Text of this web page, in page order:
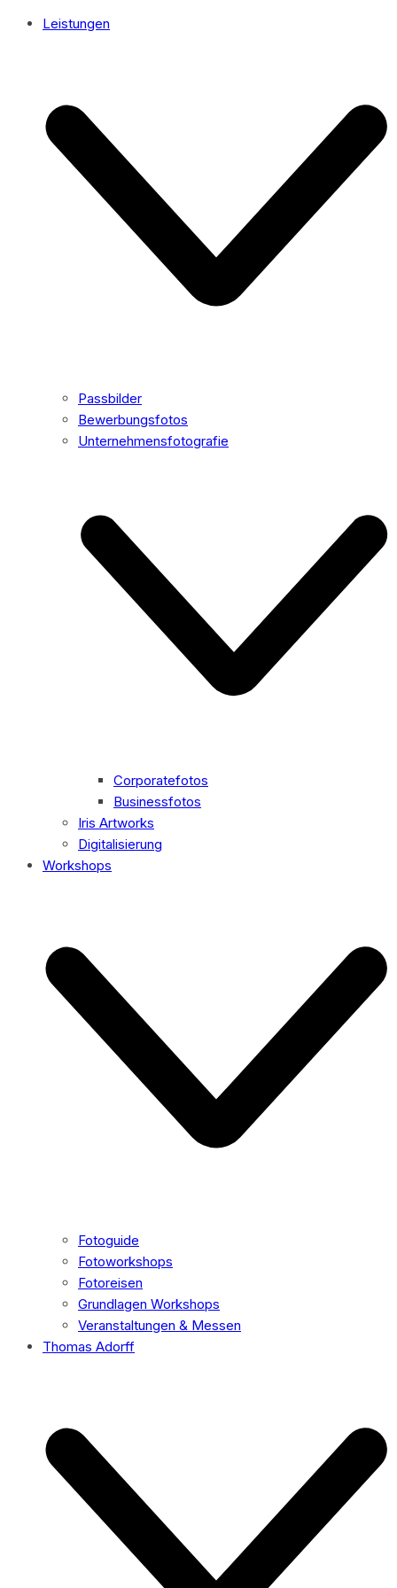
Leistungen
Passbilder
Bewerbungsfotos
Unternehmensfotografie
Corporatefotos
Businessfotos
Iris Artworks
Digitalisierung
Workshops
Fotoguide
Fotoworkshops
Fotoreisen
Grundlagen Workshops
Veranstaltungen & Messen
Thomas Adorff